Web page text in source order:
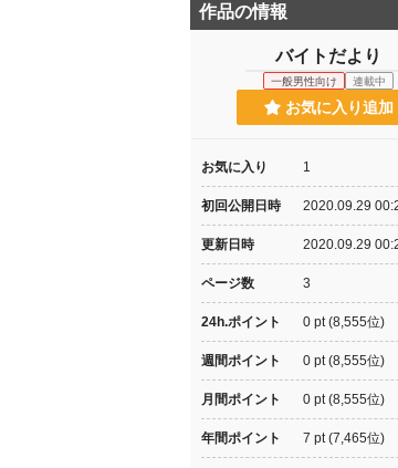
作品の情報
バイトだより
一般男性向け 連載中
お気に入り追加
お気に入り 1
初回公開日時 2020.09.29
更新日時 2020.09.29
ページ数 3
24h.ポイント 0 pt (8,555位)
週間ポイント 0 pt (8,555位)
月間ポイント 0 pt (8,555位)
年間ポイント 7 pt (7,465位)